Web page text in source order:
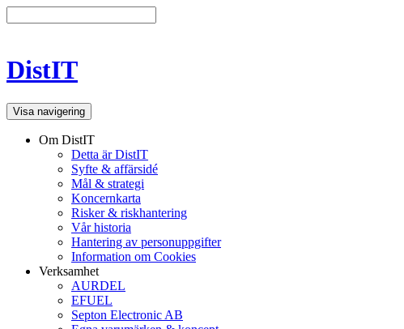
DistIT
Visa navigering
Om DistIT
Detta är DistIT
Syfte & affärsidé
Mål & strategi
Koncernkarta
Risker & riskhantering
Vår historia
Hantering av personuppgifter
Information om Cookies
Verksamhet
AURDEL
EFUEL
Septon Electronic AB